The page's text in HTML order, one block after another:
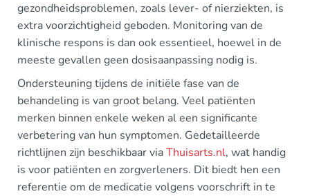
gezondheidsproblemen, zoals lever- of nierziekten, is
extra voorzichtigheid geboden. Monitoring van de
klinische respons is dan ook essentieel, hoewel in de
meeste gevallen geen dosisaanpassing nodig is.
Ondersteuning tijdens de initiële fase van de
behandeling is van groot belang. Veel patiënten
merken binnen enkele weken al een significante
verbetering van hun symptomen. Gedetailleerde
richtlijnen zijn beschikbaar viaThuisarts.nl, wat handig
is voor patiënten en zorgverleners. Dit biedt hen een
referentie om de medicatie volgens voorschrift in te